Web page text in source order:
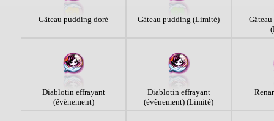
Gâteau pudding doré Gâteau pudding (Limité)
Diablotin effrayant
(évènement)
Diablotin effrayant
(évènement) (Limité)